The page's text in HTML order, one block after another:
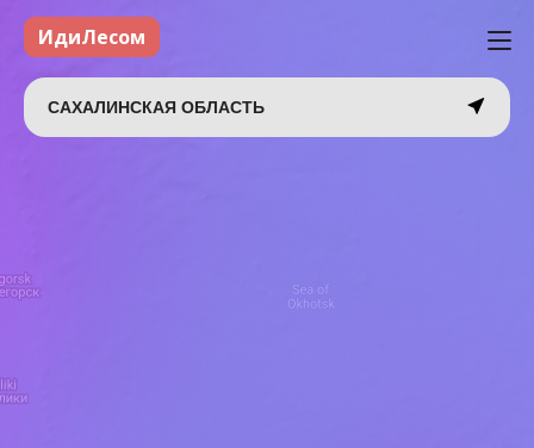
ИдиЛесом
САХАЛИНСКАЯ ОБЛАСТЬ